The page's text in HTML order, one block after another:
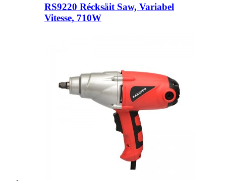
RS9220 Récksäit Saw, Variabel
Vitesse, 710W